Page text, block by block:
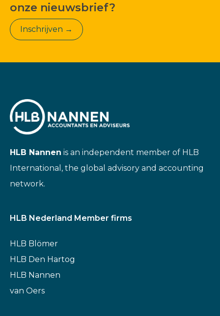
onze nieuwsbrief?
Inschrijven →
HLB Nannen is an independent member of HLB
International, the global advisory and accounting
network.
HLB Nederland Member firms
HLB Blömer
HLB Den Hartog
HLB Nannen
van Oers